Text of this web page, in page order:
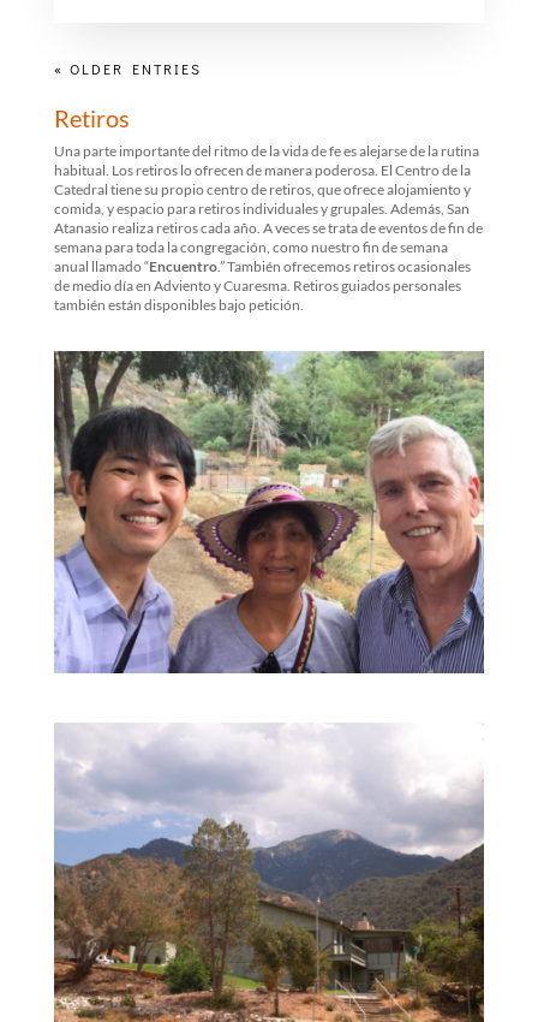
« OLDER ENTRIES
Retiros
Una parte importante del ritmo de la vida de fe es alejarse de la rutina
habitual. Los retiros lo ofrecen de manera poderosa. El Centro de la
Catedral tiene su propio centro de retiros, que ofrece alojamiento y
comida, y espacio para retiros individuales y grupales. Además, San
Atanasio realiza retiros cada año. A veces se trata de eventos de fin de
semana para toda la congregación, como nuestro fin de semana
anual llamado “Encuentro.” También ofrecemos retiros ocasionales
de medio día en Adviento y Cuaresma. Retiros guiados personales
también están disponibles bajo petición.